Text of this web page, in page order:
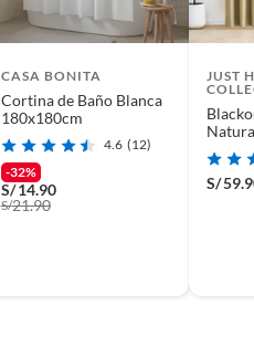
CASA BONITA
Cortina de Baño Blanca
180x180cm
4.6 (12)
-32%
S/ 14.90
S/21.90
JUST
S/